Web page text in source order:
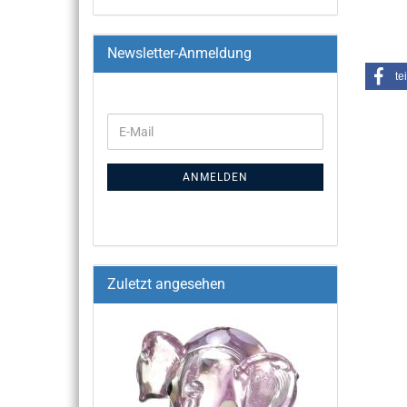
Newsletter-Anmeldung
ANMELDEN
Zuletzt angesehen